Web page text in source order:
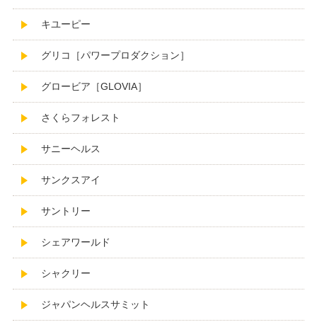
キユーピー
グリコ［パワープロダクション］
グロービア［GLOVIA］
さくらフォレスト
サニーヘルス
サンクスアイ
サントリー
シェアワールド
シャクリー
ジャパンヘルスサミット